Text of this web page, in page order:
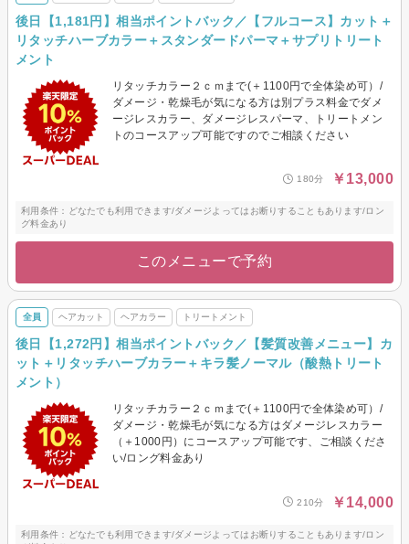
後日【1,181円】相当ポイントバック／【フルコース】カット＋
リタッチハーブカラー＋スタンダードパーマ＋サプリトリート
メント
リタッチカラー２ｃｍまで(＋1100円で全体染め可）/
ダメージ・乾燥毛が気になる方は別プラス料金でダメ
ージレスカラー、ダメージレスパーマ、トリートメン
トのコースアップ可能ですのでご相談ください
180分 ￥13,000
利用条件：どなたでも利用できます/ダメージよってはお断りすることもあります/ロン
グ料金あり
このメニューで予約
全員 ヘアカット ヘアカラー トリートメント
後日【1,272円】相当ポイントバック／【髪質改善メニュー】カ
ット＋リタッチハーブカラー＋キラ髪ノーマル（酸熱トリート
メント）
リタッチカラー２ｃｍまで(＋1100円で全体染め可）/
ダメージ・乾燥毛が気になる方はダメージレスカラー
（＋1000円）にコースアップ可能です、ご相談くださ
い/ロング料金あり
210分 ￥14,000
利用条件：どなたでも利用できます/ダメージよってはお断りすることもあります/ロン